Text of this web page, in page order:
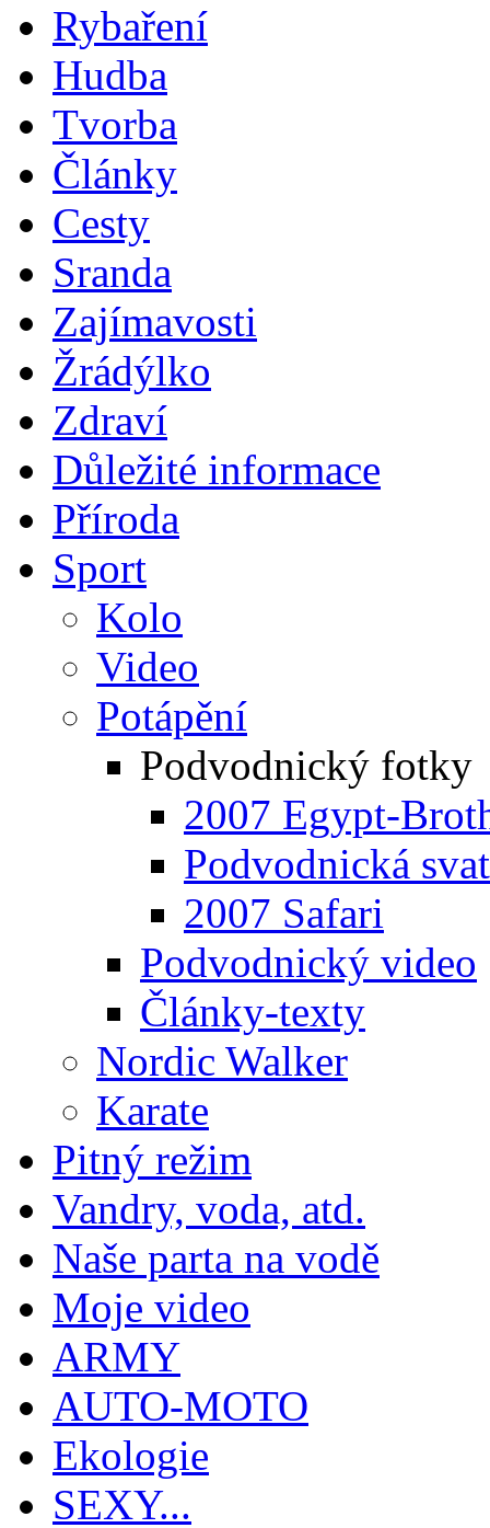
Rybaření
Hudba
Tvorba
Články
Cesty
Sranda
Zajímavosti
Žrádýlko
Zdraví
Důležité informace
Příroda
Sport
Kolo
Video
Potápění
Podvodnický fotky
2007 Egypt-
Podvodnická
2007 Safari
Podvodnický video
Články-texty
Nordic Walker
Karate
Pitný režim
Vandry, voda, atd.
Naše parta na vodě
Moje video
ARMY
AUTO-MOTO
Ekologie
SEXY...